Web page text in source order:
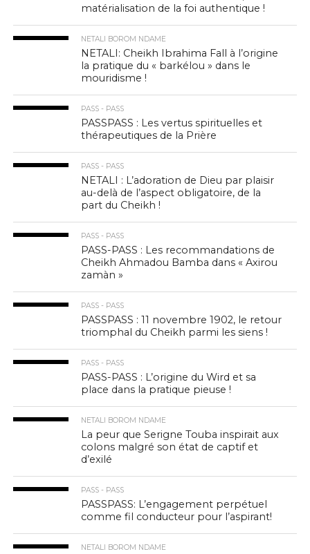
matérialisation de la foi authentique !
NETALI BOROM NDAME
NETALI: Cheikh Ibrahima Fall à l’origine
la pratique du « barkélou » dans le
mouridisme !
PASS - PASS
PASSPASS : Les vertus spirituelles et
thérapeutiques de la Prière
PASS - PASS
NETALI : L’adoration de Dieu par plaisir
au-delà de l’aspect obligatoire, de la
part du Cheikh !
PASS - PASS
PASS-PASS : Les recommandations de
Cheikh Ahmadou Bamba dans « Axirou
zamàn »
PASS - PASS
PASSPASS : 11 novembre 1902, le retour
triomphal du Cheikh parmi les siens !
PASS - PASS
PASS-PASS : L’origine du Wird et sa
place dans la pratique pieuse !
NETALI BOROM NDAME
La peur que Serigne Touba inspirait aux
colons malgré son état de captif et
d’exilé
PASS - PASS
PASSPASS: L’engagement perpétuel
comme fil conducteur pour l’aspirant!
NETALI BOROM NDAME